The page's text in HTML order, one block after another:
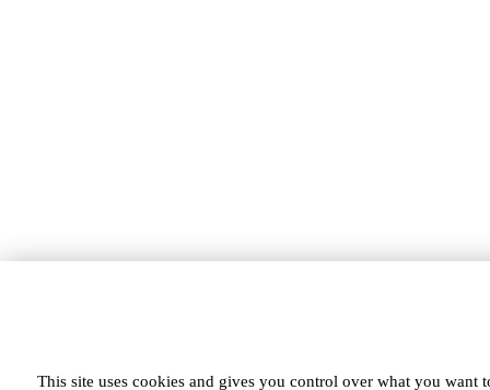
This site uses cookies and gives you control over what you want